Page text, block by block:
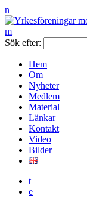
n
m
Sök efter:
Hem
Om
Nyheter
Medlem
Material
Länkar
Kontakt
Video
Bilder
t
e